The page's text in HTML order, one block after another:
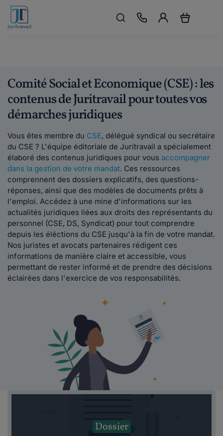
Comité Social et Economique (CSE) : les
contenus de Juritravail pour toutes vos
démarches juridiques
Vous êtes membre du CSE, délégué syndical ou secrétaire
du CSE ? L'équipe éditoriale de Juritravail a spécialement
élaboré des contenus juridiques pour vous accompagner
dans la gestion de votre mandat. Ces ressources
comprennent des dossiers explicatifs, des questions-
réponses, ainsi que des modèles de documents prêts à
l'emploi. Accédez à une mine d'informations sur les
actualités juridiques liées aux droits des représentants du
personnel (CSE, DS, Syndicat) pour tout comprendre
depuis les éléctions du CSE jusqu'à la fin de votre mandat.
Nos juristes et avocats partenaires rédigent ces
informations de manière claire et accessible, vous
permettant de rester informé et de prendre des décisions
éclairées dans l'exercice de vos responsabilités.
Dossier